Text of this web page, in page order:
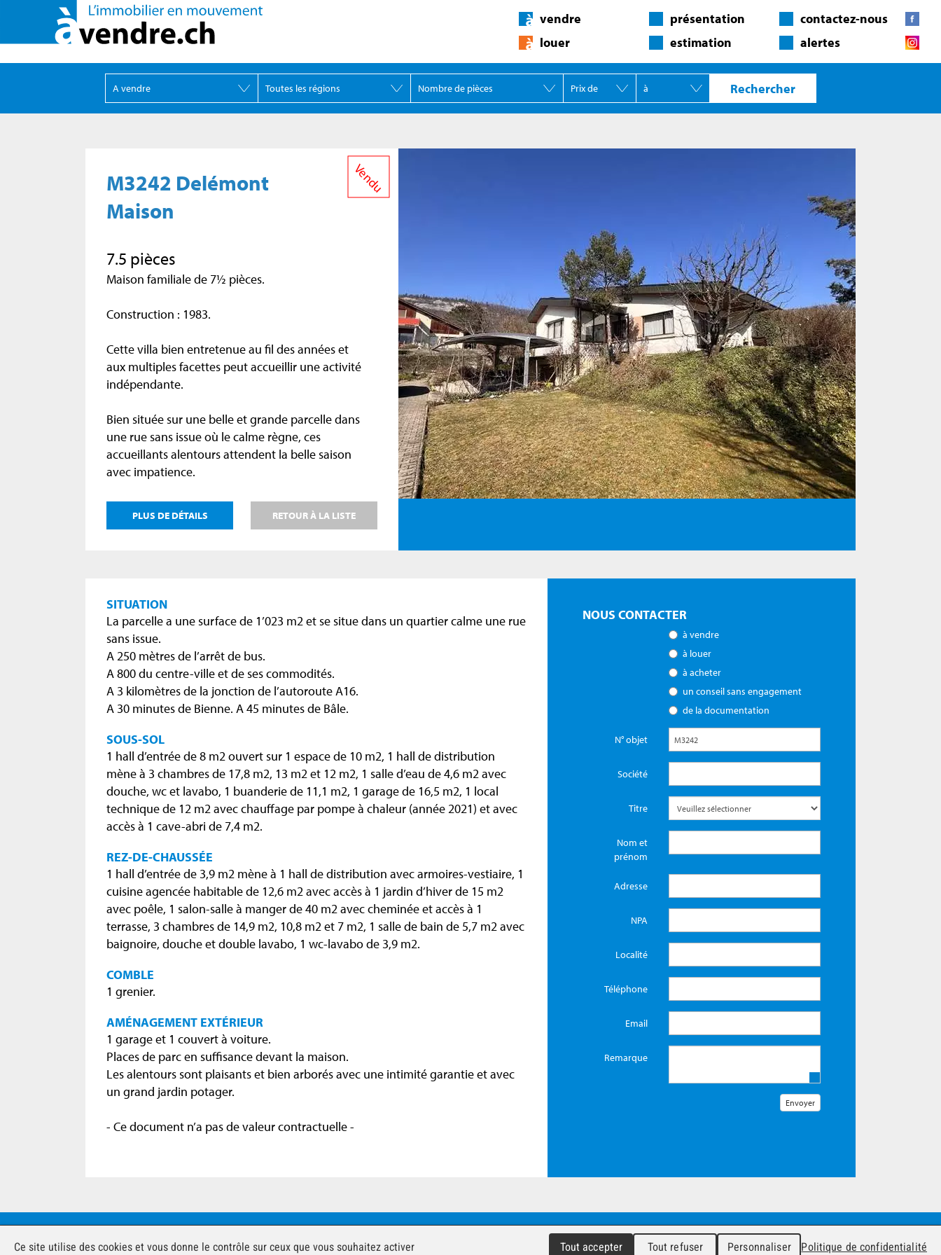
vendre
louer
présentation
estimation
contactez-nous
alertes
M3242 Delémont
Maison
7.5 pièces
Vendu
Maison familiale de 7½ pièces.
Construction : 1983.
Cette villa bien entretenue au fil des années et
aux multiples facettes peut accueillir une activité
indépendante.
Bien située sur une belle et grande parcelle dans
une rue sans issue où le calme règne, ces
accueillants alentours attendent la belle saison
avec impatience.
PLUS DE DÉTAILS RETOUR À LA LISTE
SITUATION
La parcelle a une surface de 1’023 m2 et se situe dans un quartier calme une rue
sans issue.
A 250 mètres de l’arrêt de bus.
A 800 du centre-ville et de ses commodités.
A 3 kilomètres de la jonction de l’autoroute A16.
A 30 minutes de Bienne. A 45 minutes de Bâle.
SOUS-SOL
1 hall d’entrée de 8 m2 ouvert sur 1 espace de 10 m2, 1 hall de distribution
mène à 3 chambres de 17,8 m2, 13 m2 et 12 m2, 1 salle d’eau de 4,6 m2 avec
douche, wc et lavabo, 1 buanderie de 11,1 m2, 1 garage de 16,5 m2, 1 local
technique de 12 m2 avec chauffage par pompe à chaleur (année 2021) et avec
accès à 1 cave-abri de 7,4 m2.
REZ-DE-CHAUSSÉE
1 hall d’entrée de 3,9 m2 mène à 1 hall de distribution avec armoires-vestiaire, 1
cuisine agencée habitable de 12,6 m2 avec accès à 1 jardin d’hiver de 15 m2
avec poêle, 1 salon-salle à manger de 40 m2 avec cheminée et accès à 1
terrasse, 3 chambres de 14,9 m2, 10,8 m2 et 7 m2, 1 salle de bain de 5,7 m2 avec
baignoire, douche et double lavabo, 1 wc-lavabo de 3,9 m2.
COMBLE
1 grenier.
AMÉNAGEMENT EXTÉRIEUR
1 garage et 1 couvert à voiture.
Places de parc en suffisance devant la maison.
Les alentours sont plaisants et bien arborés avec une intimité garantie et avec
un grand jardin potager.
- Ce document n’a pas de valeur contractuelle -
NOUS CONTACTER
à vendre
à louer
à acheter
un conseil sans engagement
de la documentation
N° objet
Société
Titre
Nom et
prénom
Adresse
NPA
Localité
Téléphone
Email
Remarque
© àvendre.ch 2026 - Tous droits réservés -Impressum
Ce site utilise des cookies et vous donne le contrôle sur ceux que vous souhaitez activer Tout accepter Tout refuser Personnaliser Politique de confidentialité